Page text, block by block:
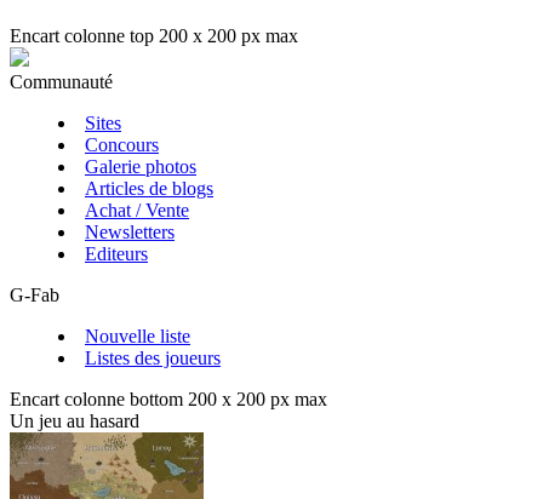
Encart colonne top 200 x 200 px max
Communauté
Sites
Concours
Galerie photos
Articles de blogs
Achat / Vente
Newsletters
Editeurs
G-Fab
Nouvelle liste
Listes des joueurs
Encart colonne bottom 200 x 200 px max
Un jeu au hasard